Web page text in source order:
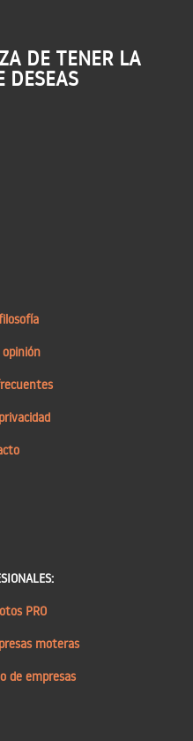
DE TENER LA
DESEAS
PRO
moteras
de empresas